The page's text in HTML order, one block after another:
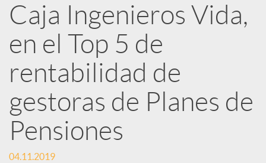
e
d
e
s
Caja Ingenieros Vida,
en el Top 5 de
rentabilidad de
gestoras de Planes de
Pensiones
04.11.2019